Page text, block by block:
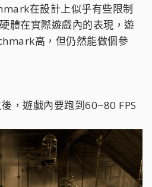
在設計上似乎有些限制
體在實際遊戲內的表現，遊
高，但仍然能做個參
，遊戲內要跑到60~80 FPS